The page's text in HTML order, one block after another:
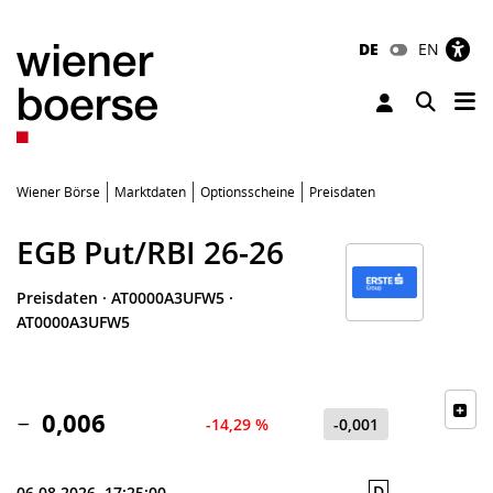
DE EN
Toggle
Wiener Börse Marktdaten Optionsscheine Preisdaten
EGB Put/RBI 26-26
Preisdaten · AT0000A3UFW5 ·
AT0000A3UFW5
0,006 -14,29 % -0,001